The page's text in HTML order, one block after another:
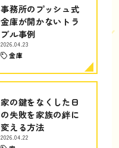
事務所のプッシュ式
金庫が開かないトラ
ブル事例
2026.04.23
金庫
家の鍵をなくした日
の失敗を家族の絆に
変える方法
2026.04.22